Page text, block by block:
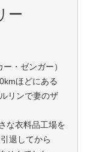
ー
・ゼンガー）
ほどにある
リンで妻のザ
な衣料品工場を
退してから